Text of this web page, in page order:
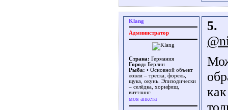
Klang
Администратор
Страна: Германия
Город: Берлин
Рыба: • Основной объект
ловли – треска, форель,
щука, окунь. Эпизодически
– селёдка, хорнфиш,
виттлинг.
моя анкета
5.